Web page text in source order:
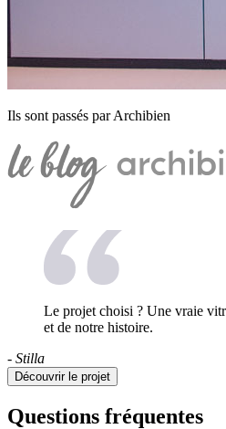
Ils sont passés par Archibien
Le projet choisi ? Une vraie
et de notre histoire.
- Stilla
Découvrir le projet
Questions fréquentes